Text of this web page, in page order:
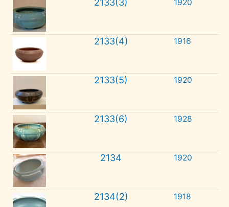
1920
2133(4) 1916
2133(5) 1920
2133(6) 1928
2134 1920
2134(2) 1918